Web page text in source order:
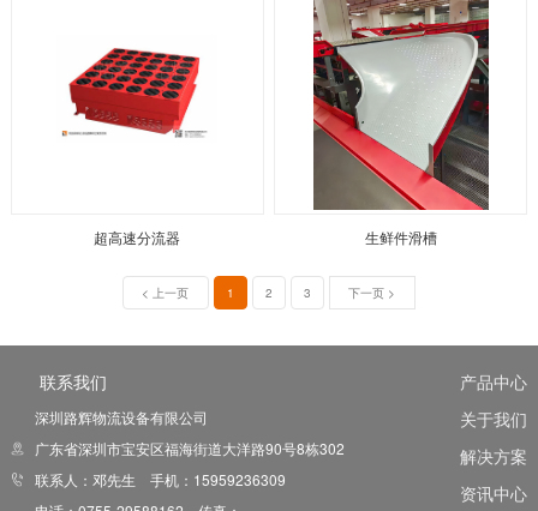
超高速分流器 生鲜件滑槽
< 上一页 1 2 3 下一页 >
联系我们
深圳路辉物流设备有限公司
广东省深圳市宝安区福海街道大洋路90号8栋302
联系人：邓先生 手机：15959236309
产品中心
关于我们
解决方案
资讯中心